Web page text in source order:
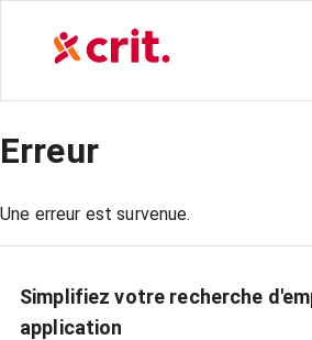
Erreur
Une erreur est survenue.
Simplifiez votre recherche
application